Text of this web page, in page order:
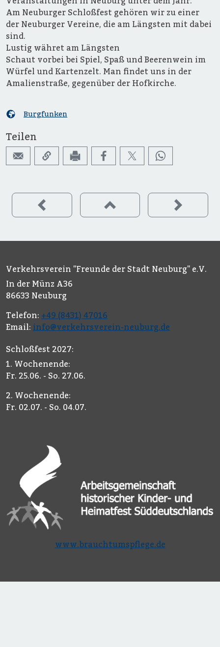
Am Neuburger Schloßfest gehören wir zu einer
der Neuburger Vereine, die am Längsten mit dabei
sind.
Lustig währet am Längsten
Schaut vorbei bei Spiel, Spaß und Beerenwein im
Würfel und Kartenzelt. Man findet uns in der
Amalienstraße, gegenüber der Hofkirche.
Burgfunken
Teilen
Verkehrsverein "Freunde der Stadt Neuburg" e.V.
In der Münz A36
86633 Neuburg
Telefon: +49 (8431) 47016
Email: info@verkehrsverein-neuburg.de
Schloßfest 2027:
1. Wochenende:
Fr. 25.06. - So. 27.06.
2. Wochenende:
Fr. 02.07. - So. 04.07.
www.brauchtumspflege.de